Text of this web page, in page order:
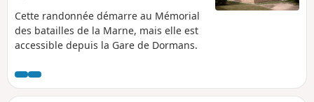
Cette randonnée démarre au Mémorial
des batailles de la Marne, mais elle est
accessible depuis la Gare de Dormans.